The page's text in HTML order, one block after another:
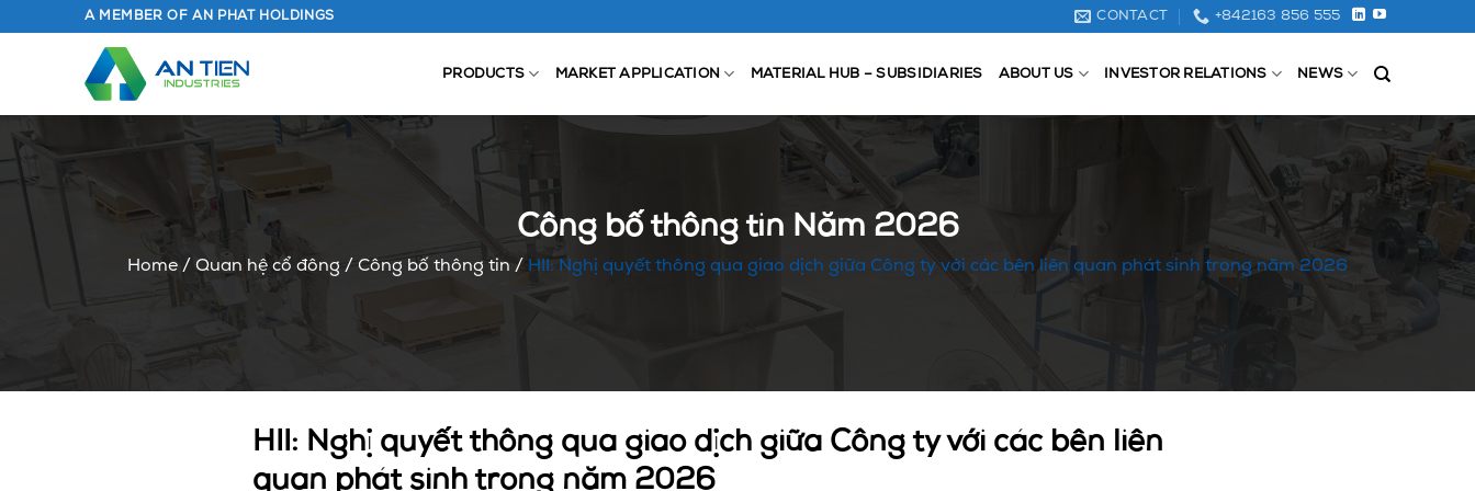
A MEMBER OF AN PHAT HOLDINGS CONTACT +842163 856 555
PRODUCTS MARKET APPLICATION MATERIAL HUB – SUBSIDIARIES ABOUT US INVESTOR RELATIONS NEWS
Công bố thông tin Năm 2026
Home / Quan hệ cổ đông / Công bố thông tin / HII: Nghị quyết thông qua giao dịch giữa Công ty với các bên liên quan phát sinh trong năm 2026
HII: Nghị quyết thông qua giao dịch giữa Công ty với các bên liên
quan phát sinh trong năm 2026